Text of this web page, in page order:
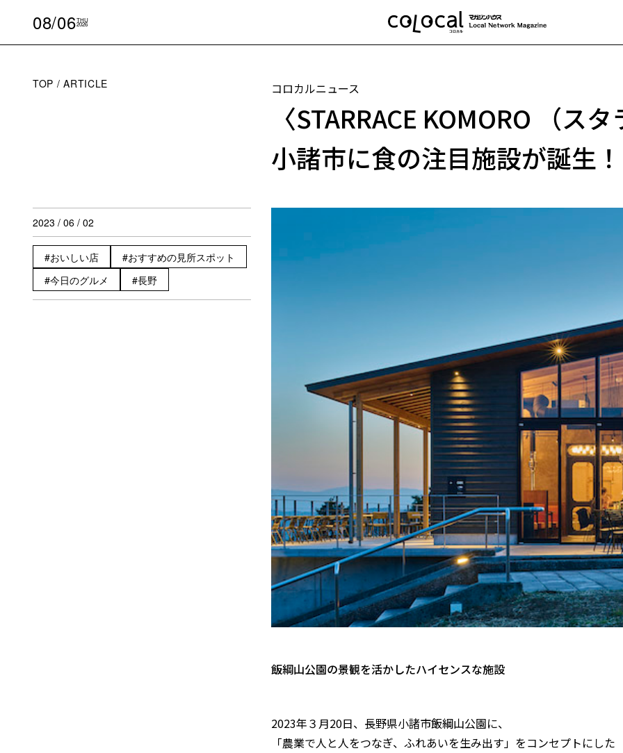
08/06THU
2026
TOP ARTICLE コロカルニュース
〈STARRACE KOMORO （ス
小諸市に食の注目施設が誕生！
2023 / 06 / 02
おいしい店
おすすめの見所スポット
今日のグルメ
長野
飯綱山公園の景観を活かしたハイセンスな施設
2023年３月20日、長野県小諸市飯綱山公園に、
「農業で人と人をつなぎ、ふれあいを生み出す」をコンセプトにした